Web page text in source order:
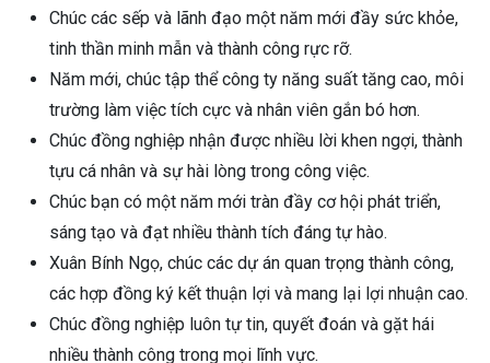
Chúc các sếp và lãnh đạo một năm mới đầy sức khỏe,
tinh thần minh mẫn và thành công rực rỡ.
Năm mới, chúc tập thể công ty năng suất tăng cao, môi
trường làm việc tích cực và nhân viên gắn bó hơn.
Chúc đồng nghiệp nhận được nhiều lời khen ngợi, thành
tựu cá nhân và sự hài lòng trong công việc.
Chúc bạn có một năm mới tràn đầy cơ hội phát triển,
sáng tạo và đạt nhiều thành tích đáng tự hào.
Xuân Bính Ngọ, chúc các dự án quan trọng thành công,
các hợp đồng ký kết thuận lợi và mang lại lợi nhuận cao.
Chúc đồng nghiệp luôn tự tin, quyết đoán và gặt hái
nhiều thành công trong mọi lĩnh vực.